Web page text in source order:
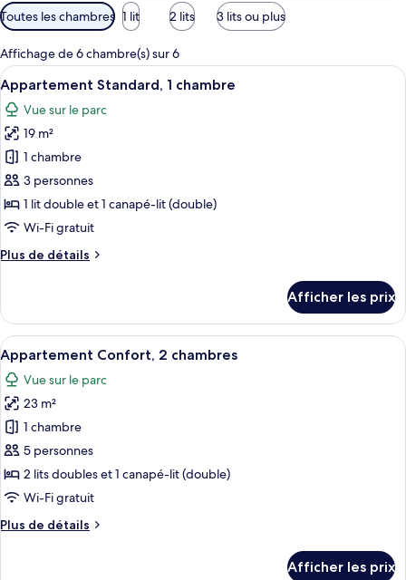
Filtres
disponibles
pour
les
chambres
Toutes les chambres 1 lit 2 lits 3 lits ou plus
Affichage de 6 chambre(s) sur 6
Afficher
toutes
les
photos
pour
ce
type
de
chambre :
Appartement
chambre
Une chambre d’hôtel avec un lit,
7
Appartement Standard, 1 chambre
Vue sur le parc
19 m²
1 chambre
3 personnes
1 lit double et 1 canapé-lit (double)
Wi-Fi gratuit
Plus de détails
Plus
Appartement
Standard,
1
chambre
Afficher les prix
Afficher
toutes
les
photos
pour
ce
type
de
chambre :
Appartement
Une cuisine moderne avec des
9
Appartement Confort, 2 chambres
Vue sur le parc
23 m²
1 chambre
5 personnes
2 lits doubles et 1 canapé-lit (double)
Wi-Fi gratuit
Plus de détails
Plus
Afficher les prix